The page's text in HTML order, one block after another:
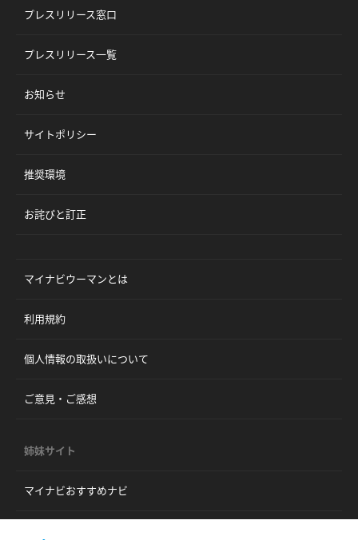
プレスリリース窓口
プレスリリース一覧
お知らせ
サイトポリシー
推奨環境
お詫びと訂正
マイナビウーマンとは
利用規約
個人情報の取扱いについて
ご意見・ご感想
姉妹サイト
マイナビおすすめナビ